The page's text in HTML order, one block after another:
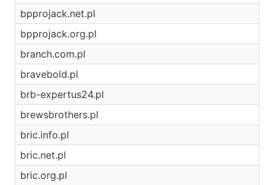
bpprojack.net.pl
bpprojack.org.pl
branch.com.pl
bravebold.pl
brb-expertus24.pl
brewsbrothers.pl
bric.info.pl
bric.net.pl
bric.org.pl